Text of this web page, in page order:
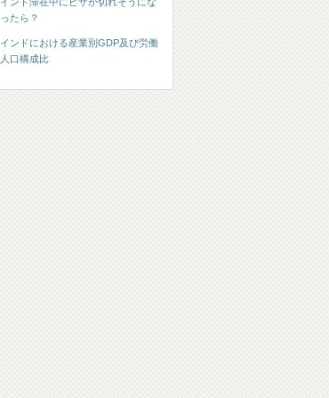
ったら？
インドにおける産業別GDP及び労働
人口構成比